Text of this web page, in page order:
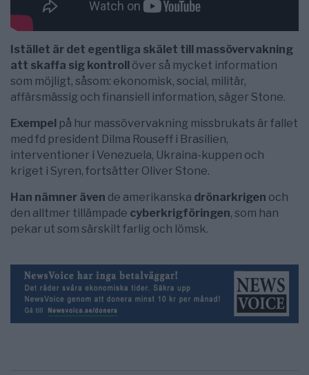
Istället är det egentliga skälet till massövervakning
att skaffa sig kontroll över så mycket information
som möjligt, såsom: ekonomisk, social, militär,
affärsmässig och finansiell information, säger Stone.
Exempel på hur massövervakning missbrukats är fallet
med fd president Dilma Rouseff i Brasilien,
interventioner i Venezuela, Ukraina-kuppen och
kriget i Syren, fortsätter Oliver Stone.
Han nämner även de amerikanska drönarkrigen och
den alltmer tillämpade cyberkrigföringen, som han
pekar ut som särskilt farlig och lömsk.